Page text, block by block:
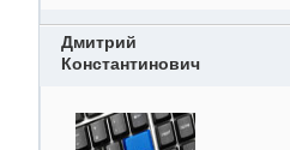
Дмитрий
Константинович